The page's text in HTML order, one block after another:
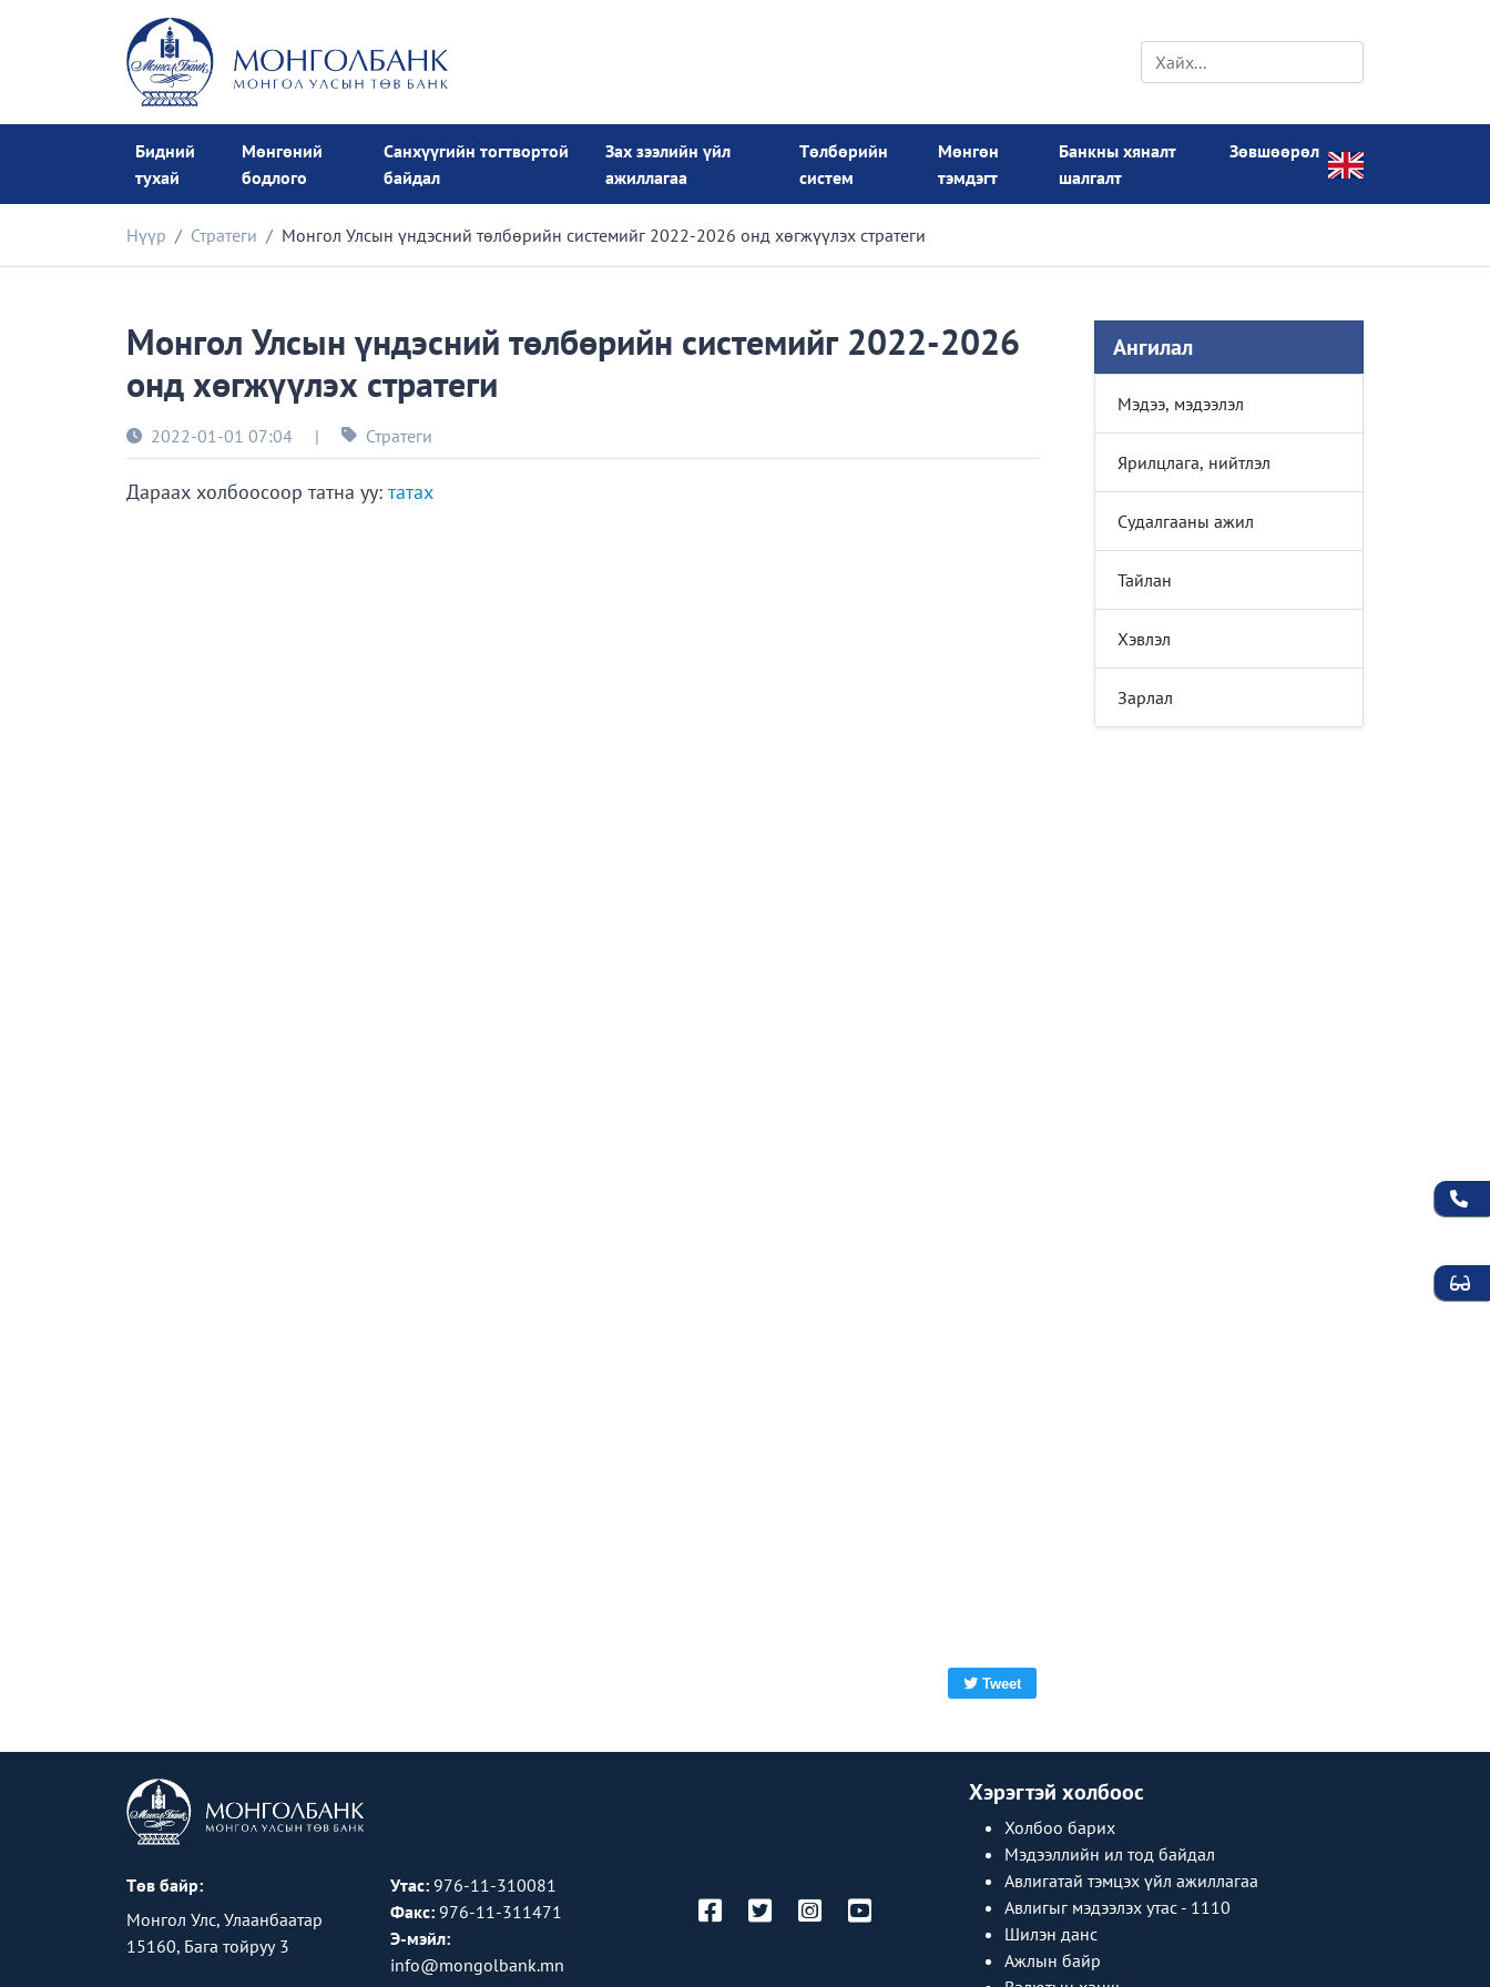
Бидний
тухай
Мөнгөний
бодлого
Санхүүгийн тогтвортой
байдал
Зах зээлийн үйл
ажиллагаа
Төлбөрийн
систем
Мөнгөн
тэмдэгт
Банкны хяналт
шалгалт
Зөвшөөрөл
Нүүр Стратеги Монгол Улсын үндэсний төлбөрийн системийг 2022-2026 онд хөгжүүлэх стратеги
Монгол Улсын үндэсний төлбөрийн системийг 2022-2026
онд хөгжүүлэх стратеги
2022-01-01 07:04 | Стратеги
Дараах холбоосоор татна уу: татах
Tweet
Ангилал
Мэдээ, мэдээлэл
Ярилцлага, нийтлэл
Судалгааны ажил
Тайлан
Хэвлэл
Зарлал
Төв байр:
Монгол Улс, Улаанбаатар
15160, Бага тойруу 3
Утас:976-11-310081
Факс:976-11-311471
Э-мэйл:
info@mongolbank.mn
Хэрэгтэй холбоос
Холбоо барих
Мэдээллийн ил тод байдал
Авлигатай тэмцэх үйл ажиллагаа
Авлигыг мэдээлэх утас - 1110
Шилэн данс
Ажлын байр